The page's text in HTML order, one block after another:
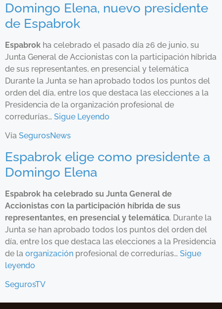
Domingo Elena, nuevo presidente
de Espabrok
Espabrok ha celebrado el pasado día 26 de junio, su
Junta General de Accionistas con la participación híbrida
de sus representantes, en presencial y telemática
Durante la Junta se han aprobado todos los puntos del
orden del día, entre los que destaca las elecciones a la
Presidencia de la organización profesional de
corredurías… Sigue Leyendo
Vía SegurosNews
Espabrok elige como presidente a
Domingo Elena
Espabrok ha celebrado su Junta General de
Accionistas con la participación híbrida de sus
representantes, en presencial y telemática. Durante la
Junta se han aprobado todos los puntos del orden del
día, entre los que destaca las elecciones a la Presidencia
de la organización profesional de corredurías… Sigue
leyendo
SegurosTV